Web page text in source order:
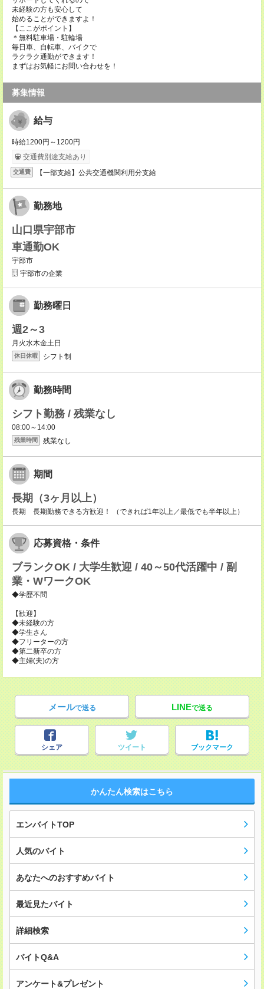
未経験の方も安心して
始めることができますよ！
【ここがポイント】
＊無料駐車場・駐輪場
毎日車、自転車、バイクで
ラクラク通勤ができます！
まずはお気軽にお問い合わせを！
募集情報
給与
時給1200円～1200円
交通費別途支給あり
交通費 【一部支給】公共交通機関利用分支給
勤務地
山口県宇部市
車通勤OK
宇部市
宇部市の企業
勤務曜日
週2～3
月火水木金土日
休日休暇 シフト制
勤務時間
シフト勤務 / 残業なし
08:00～14:00
残業時間 残業なし
期間
長期（3ヶ月以上）
長期 長期勤務できる方歓迎！ （できれば1年以上／最低でも半年以上）
応募資格・条件
ブランクOK / 大学生歓迎 / 40～50代活躍中 / 副
業・WワークOK
◆学歴不問
【歓迎】
◆未経験の方
◆学生さん
◆フリーターの方
◆第二新卒の方
◆主婦(夫)の方
メールで送る LINEで送る
シェア ツイート ブックマーク
かんたん検索はこちら
エンバイトTOP
人気のバイト
あなたへのおすすめバイト
最近見たバイト
詳細検索
バイトQ&A
アンケート&プレゼント